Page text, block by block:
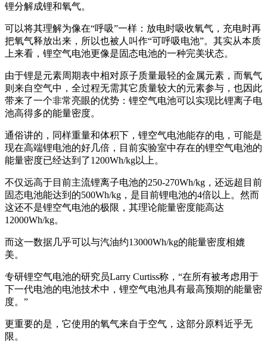
锂分解成锂和氧气。
可以将其理解为像在“呼吸”一样：放电时吸收氧气，充电时再
把氧气释放出来，所以也被人叫作“可呼吸电池”。其实从本质
上来看，锂空气电池更像是固态电池的一种完美状态。
由于锂是元素周期表中相对原子质量最轻的金属元素，而氧气
则来自空气中，全过程无需其它质量较大的元素参与，也因此
带来了一个非常亮眼的优势：锂空气电池可以实现比锂离子电
池高得多的能量密度。
通俗讲的，同样重量和体积下，锂空气电池能存的电，可能是
现在高端锂电池的好几倍，目前实验室中存在的锂空气电池的
能量密度已经达到了1200Wh/kg以上。
不仅远高于目前主流锂离子电池的250-270Wh/kg，还远超目前
固态电池能达到的500Wh/kg，是目前锂电池的4倍以上。然而
这还不是锂空气电池的极限，其理论能量密度能高达
12000Wh/kg。
而这一数据几乎可以与汽油约13000Wh/kg的能量密度相媲
美。
专研锂空气电池的研究员Larry Curtiss称，“在所有被考虑用于
下一代电池的电池技术中，锂空气电池具有最高预期的能量密
度。”
更重要的是，它使用的氧气来自于空气，这部分原料近乎无
限。